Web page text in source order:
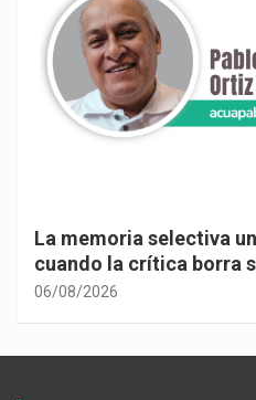
La memoria selectiva
cuando la crítica borra
06/08/2026